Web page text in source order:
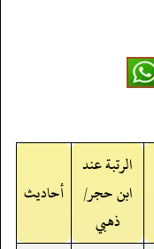
الرتبة عند
ابن حجر/
ذهبي
أحاديث